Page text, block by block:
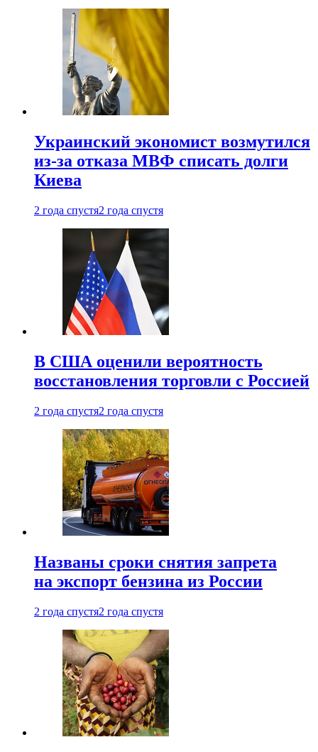
Украинский экономист возмутился
из-за отказа МВФ списать долги
Киева
2 года спустя2 года спустя
В США оценили вероятность
восстановления торговли с Россией
2 года спустя2 года спустя
Названы сроки снятия запрета
на экспорт бензина из России
2 года спустя2 года спустя